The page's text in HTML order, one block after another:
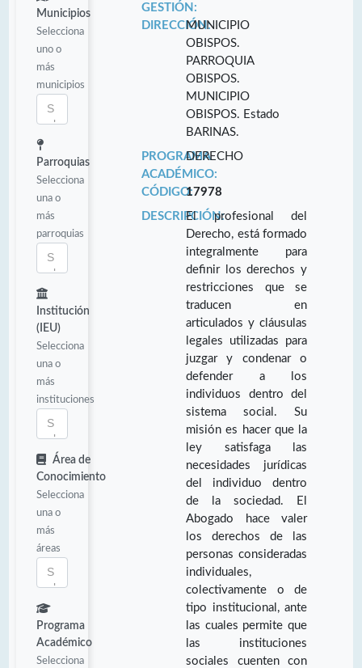
Municipios
Selecciona
uno o
más
municipios
Parroquias
Selecciona
una o
más
parroquias
Institución
(IEU)
Selecciona
una o
más
instituciones
Área de
Conocimiento
Selecciona
una o
más
áreas
Programa
Académico
Selecciona
GESTIÓN:
DIRECCIÓN:MUNICIPIO
OBISPOS.
PARROQUIA
OBISPOS.
MUNICIPIO
OBISPOS. Estado
BARINAS.
PROGRAMA
ACADÉMICO:
DERECHO
CÓDIGO:17978
DESCRIPCIÓN:El profesional del
Derecho, está formado
integralmente para
definir los derechos y
restricciones que se
traducen en
articulados y cláusulas
legales utilizadas para
juzgar y condenar o
defender a los
individuos dentro del
sistema social. Su
misión es hacer que la
ley satisfaga las
necesidades jurídicas
del individuo dentro
de la sociedad. El
Abogado hace valer
los derechos de las
personas consideradas
individuales,
colectivamente o de
tipo institucional, ante
las cuales permite que
las instituciones
sociales cuenten con